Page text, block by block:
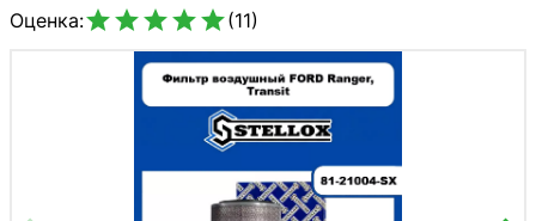
Оценка:(11)